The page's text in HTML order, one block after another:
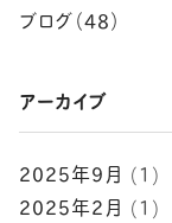
ブログ（48）
アーカイブ
2025年9月 (1)
2025年2月 (1)